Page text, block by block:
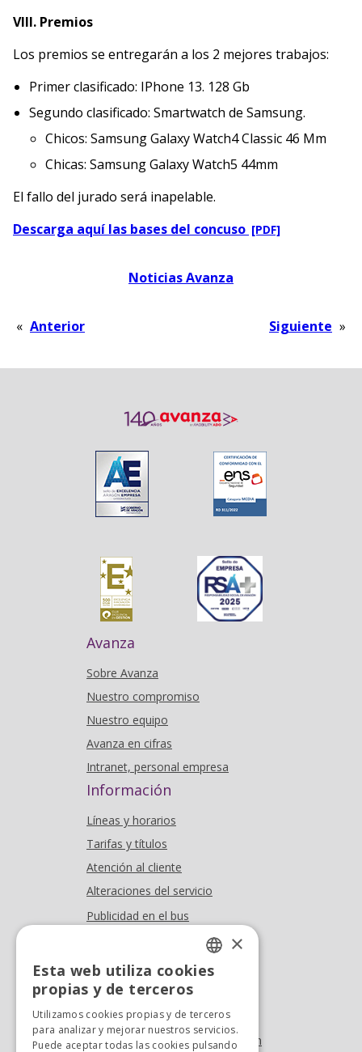
VIII. Premios
Los premios se entregarán a los 2 mejores trabajos:
Primer clasificado: IPhone 13. 128 Gb
Segundo clasificado: Smartwatch de Samsung.
Chicos: Samsung Galaxy Watch4 Classic 46 Mm
Chicas: Samsung Galaxy Watch5 44mm
El fallo del jurado será inapelable.
Descarga aquí las bases del concuso (se abre PDF en
Noticias Avanza
« Anterior Siguiente »
Avanza
Sobre Avanza
Nuestro compromiso
Nuestro equipo
Avanza en cifras
Intranet, personal empresa
Información
Líneas y horarios
Tarifas y títulos
Atención al cliente
Alteraciones del servicio
Publicidad en el bus
Oficina At. al cliente
Tel. +34 976 900 085
Tel. +34 900 923 181
info.zaragoza@avanzagrupo.com
SPANISH
×
Esta web utiliza cookies
propias y de terceros
Utilizamos cookies propias y de terceros
para analizar y mejorar nuestros servicios.
Puede aceptar todas las cookies pulsando